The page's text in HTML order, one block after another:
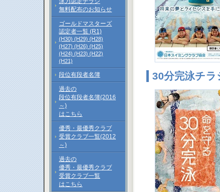
30分完泳チラ
無料配布のお知らせ
ゴールドマスターズ
認定者一覧 (R1)
(H30) (H29) (H28)
(H27) (H26) (H25)
(H24) (H23) (H22)
(H21)
段位有段者名簿
過去の
段位有段者名簿(2016
～)
はこちら
優秀・最優秀クラブ
受賞クラブ一覧(2012
～)
過去の
優秀・最優秀クラブ
受賞クラブ一覧
はこちら